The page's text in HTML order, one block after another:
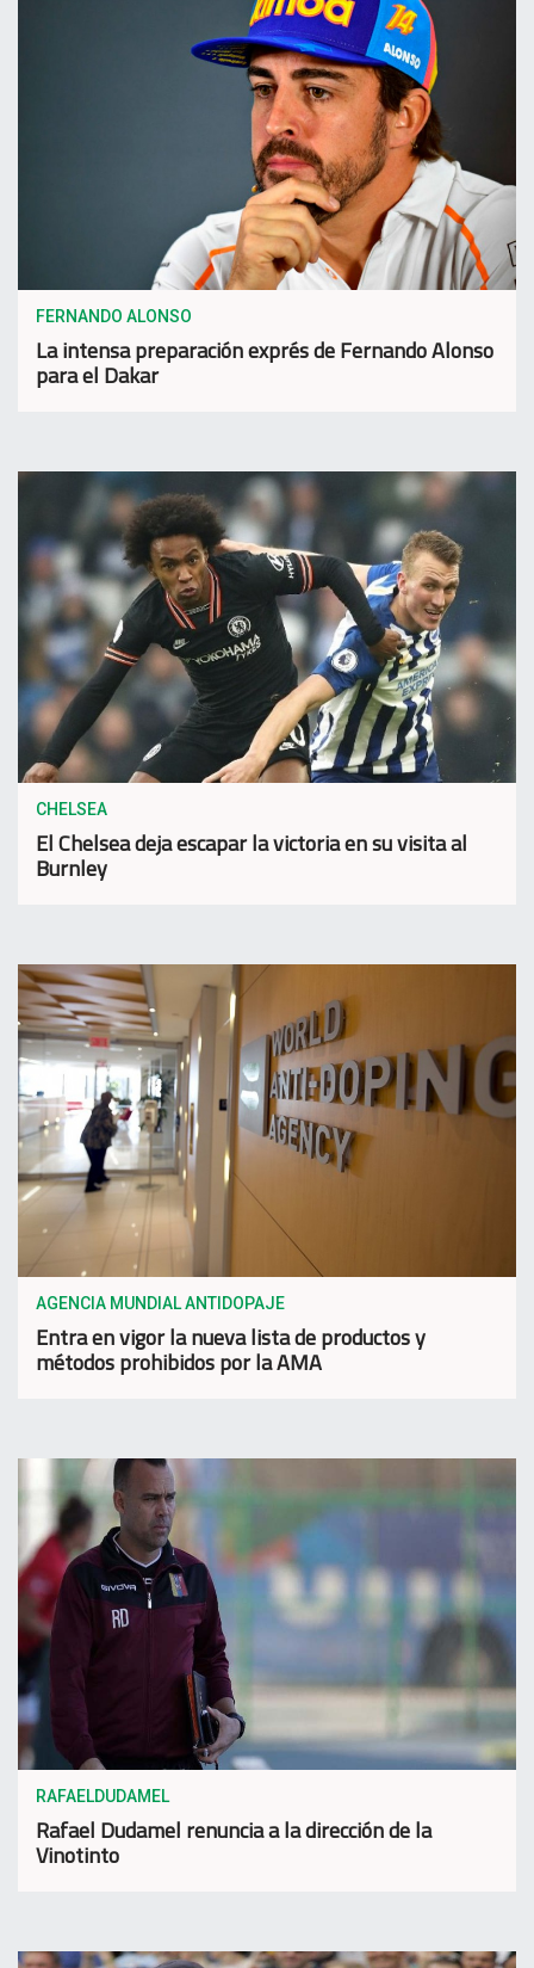
FERNANDO ALONSO
La intensa preparación exprés de Fernando Alonso
para el Dakar
CHELSEA
El Chelsea deja escapar la victoria en su visita al
Burnley
AGENCIA MUNDIAL ANTIDOPAJE
Entra en vigor la nueva lista de productos y
métodos prohibidos por la AMA
RAFAELDUDAMEL
Rafael Dudamel renuncia a la dirección de la
Vinotinto